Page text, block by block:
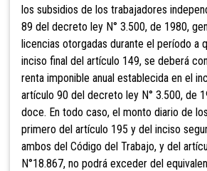
los subsidios de los trabajadores
89 del decreto ley N° 3.500, de 1980,
licencias otorgadas durante el período a
inciso final del artículo 149, se deberá
renta imponible anual establecida en el
artículo 90 del decreto ley N° 3.500, de
doce. En todo caso, el monto diario de
primero del artículo 195 y del inciso
ambos del Código del Trabajo, y del
N°18.867, no podrá exceder del